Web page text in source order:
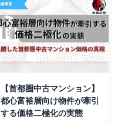
【首都圏中古マンション】
都心富裕層向け物件が牽引
する価格二極化の実態